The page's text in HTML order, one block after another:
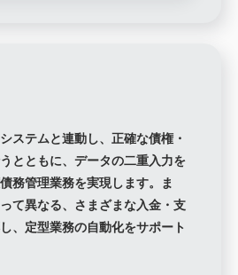
ステムと連動し、正確な債権・
とともに、データの二重入力を
務管理業務を実現します。ま
て異なる、さまざまな入金・支
、定型業務の自動化をサポート